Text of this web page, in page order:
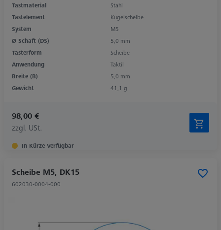
Tastmaterial
Stahl
Tastelement
Kugelscheibe
System
M5
Ø Schaft (DS)
5,0 mm
Tasterform
Scheibe
Anwendung
Taktil
Breite (B)
5,0 mm
Gewicht
41,1 g
98,00 €
zzgl. USt.
In Kürze Verfügbar
Scheibe M5, DK15
602030-0004-000